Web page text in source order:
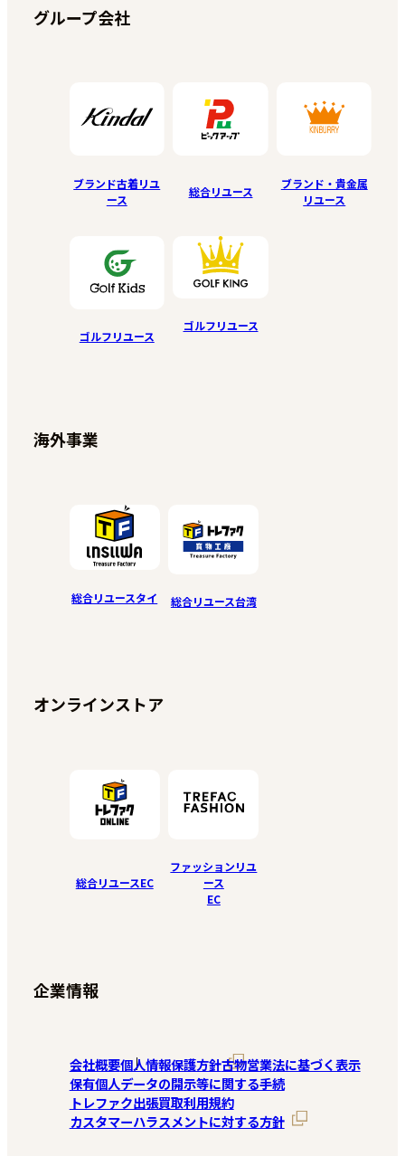
グループ会社
ブランド古着リユ
ース
総合リユース
ブランド・貴金属
リユース
ゴルフリユース
ゴルフリユース
海外事業
総合リユースタイ 総合リユース台湾
オンラインストア
総合リユースEC
ファッションリユ
ース
EC
企業情報
会社概要個人情報保護方針古物営業法に基づく表示
保有個人データの開示等に関する手続
トレファク出張買取利用規約
カスタマーハラスメントに対する方針